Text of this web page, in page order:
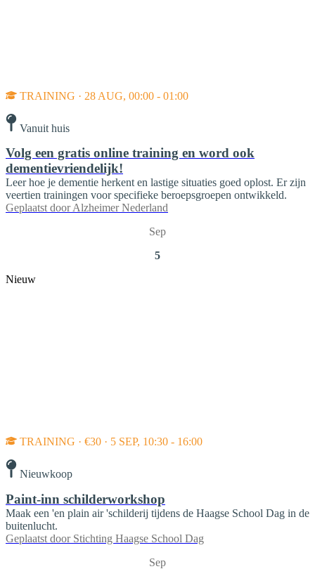
TRAINING · 28 AUG, 00:00 - 01:00
Vanuit huis
Volg een gratis online training en word ook
dementievriendelijk!
Leer hoe je dementie herkent en lastige situaties goed oplost. Er zijn
veertien trainingen voor specifieke beroepsgroepen ontwikkeld.
Geplaatst door Alzheimer Nederland
Sep
5
Nieuw
TRAINING · €30 · 5 SEP, 10:30 - 16:00
Nieuwkoop
Paint-inn schilderworkshop
Maak een 'en plain air 'schilderij tijdens de Haagse School Dag in de
buitenlucht.
Geplaatst door Stichting Haagse School Dag
Sep